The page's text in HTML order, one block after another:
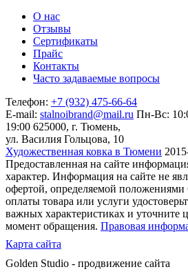
О нас
Отзывы
Сертификаты
Прайс
Контакты
Часто задаваемые вопросы
Телефон: +7 (932) 475-66-64
E-mail: stalnoibrand@mail.ru Пн-Вс:
19:00 625000, г. Тюмень,
ул. Василия Гольцова, 10
Художественная ковка в Тюмени
Предоставленная на сайте
характер. Информация на сайте не
офертой, определяемой
оплаты товара или услуги
важных характеристиках и уточните
момент обращения. Правовая
Карта сайта
Golden Studio - продвижение сайта